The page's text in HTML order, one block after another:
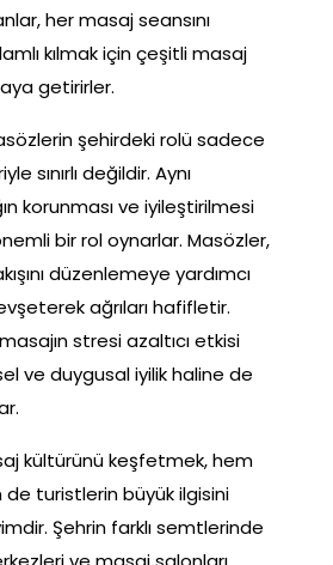
her masaj seansını
kılmak için çeşitli masaj
getirirler.
şehirdeki rolü sadece
sınırlı değildir. Aynı
korunması ve iyileştirilmesi
bir rol oynarlar. Masözler,
düzenlemeye yardımcı
ağrıları hafifletir.
stresi azaltıcı etkisi
ve duygusal iyilik haline de
kültürünü keşfetmek, hem
de turistlerin büyük ilgisini
Şehrin farklı semtlerinde